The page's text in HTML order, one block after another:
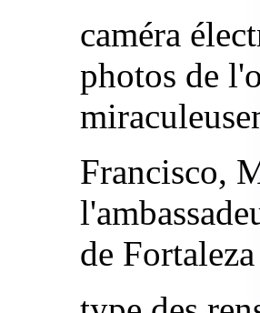
caméra
photos de
Francisco,
de